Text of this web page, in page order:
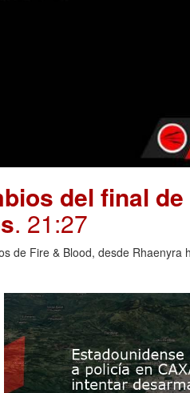
del final de
. 21:27
de Fire & Blood, desde Rhaenyra